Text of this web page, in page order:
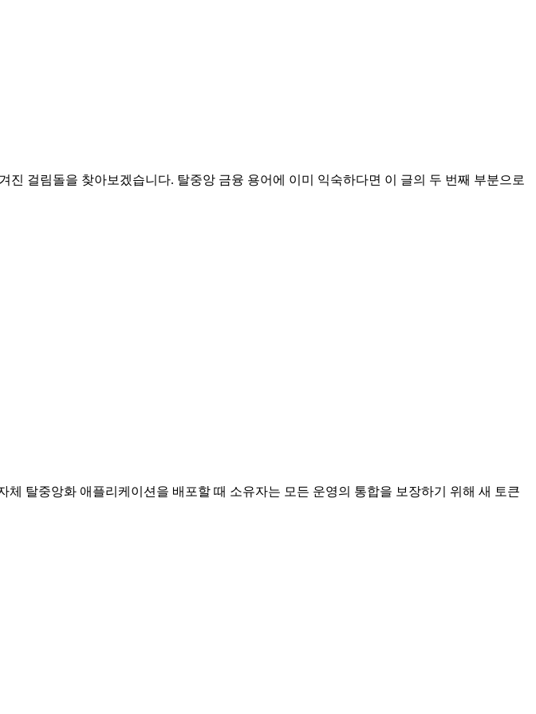
걸림돌을 찾아보겠습니다. 탈중앙 금융 용어에 이미 익숙하다면 이 글의 두 번째 부분으로
탈중앙화 애플리케이션을 배포할 때 소유자는 모든 운영의 통합을 보장하기 위해 새 토큰